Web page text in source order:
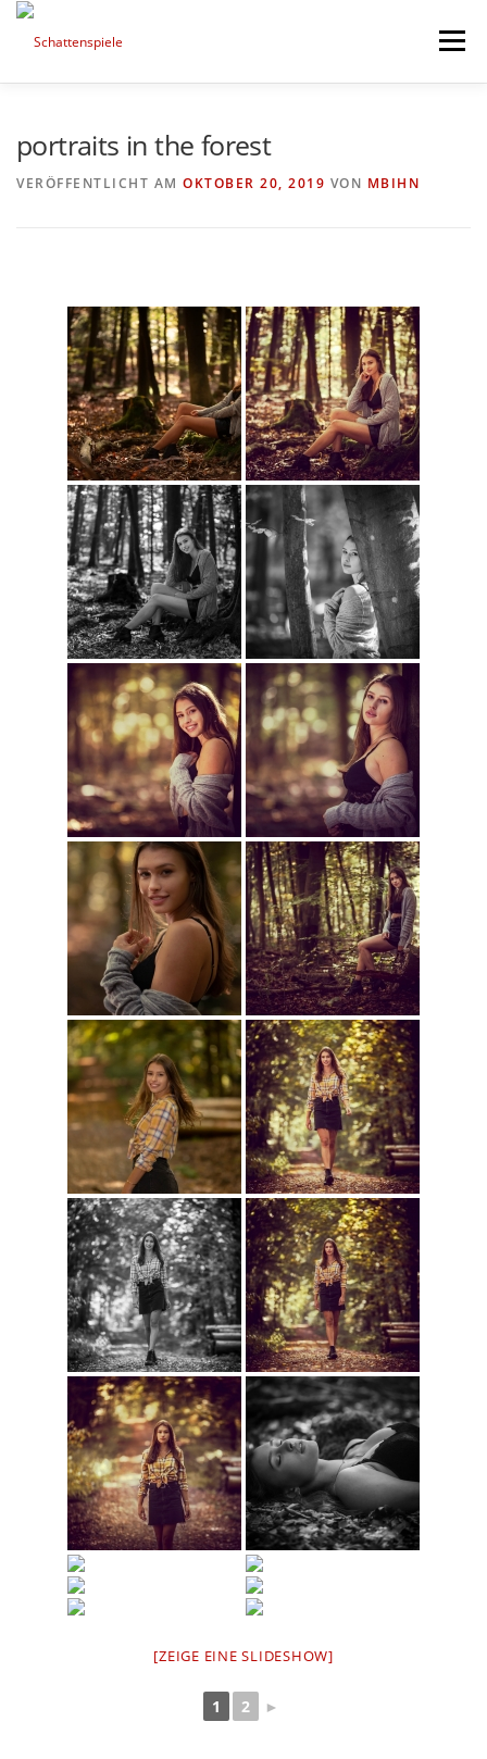
Direkt
Menü
portraits in the forest
VERÖFFENTLICHT AM OKTOBER 20, 2019 VON MBIHN
[ZEIGE EINE SLIDESHOW]
1 2 ►